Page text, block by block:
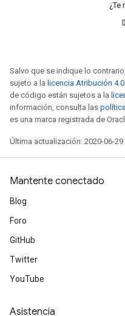
¿Te
Salvo que se indique lo
sujeto a la licencia Atribución
de código están sujetos a la
información, consulta las
es una marca registrada de
Última actualización: 2020-06-29
Mantente conectado
Blog
Foro
GitHub
Twitter
YouTube
Asistencia